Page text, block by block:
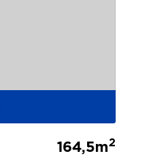
164,5m2